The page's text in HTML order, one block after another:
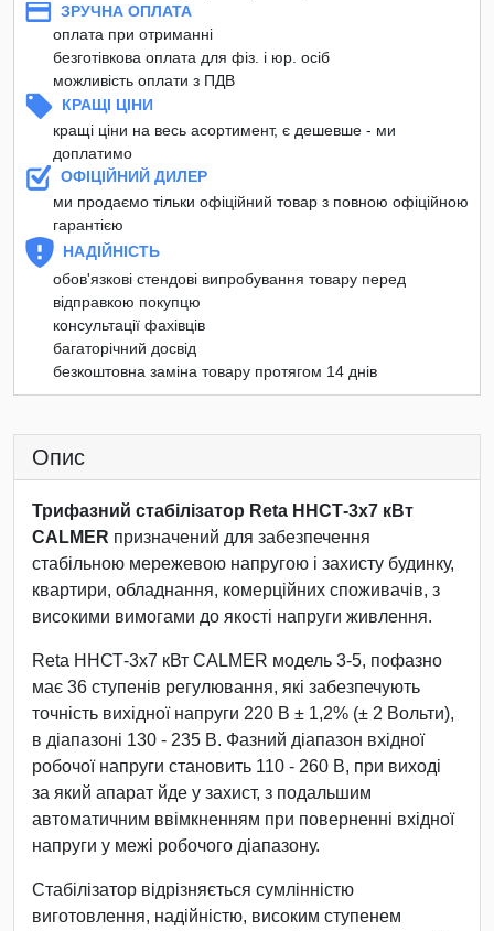
ЗРУЧНА ОПЛАТА
оплата при отриманні
безготівкова оплата для фіз. і юр. осіб
можливість оплати з ПДВ
КРАЩІ ЦІНИ
кращі ціни на весь асортимент, є дешевше - ми
доплатимо
ОФІЦІЙНИЙ ДИЛЕР
ми продаємо тільки офіційний товар з повною офіційною
гарантією
НАДІЙНІСТЬ
обов'язкові стендові випробування товару перед
відправкою покупцю
консультації фахівців
багаторічний досвід
безкоштовна заміна товару протягом 14 днів
Опис
Трифазний стабілізатор Reta ННСТ-3х7 кВт
CALMER призначений для забезпечення
стабільною мережевою напругою і захисту будинку,
квартири, обладнання, комерційних споживачів, з
високими вимогами до якості напруги живлення.
Reta ННСТ-3х7 кВт CALMER модель 3-5, пофазно
має 36 ступенів регулювання, які забезпечують
точність вихідної напруги 220 В ± 1,2% (± 2 Вольти),
в діапазоні 130 - 235 В. Фазний діапазон вхідної
робочої напруги становить 110 - 260 В, при виході
за який апарат йде у захист, з подальшим
автоматичним ввімкненням при поверненні вхідної
напруги у межі робочого діапазону.
Стабілізатор відрізняється сумлінністю
виготовлення, надійністю, високим ступенем